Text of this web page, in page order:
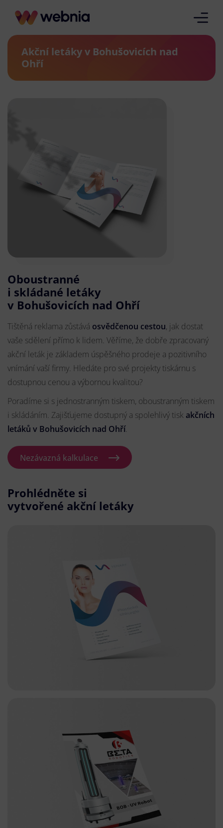
Akční letáky v Bohušovicích nad
Ohří
Oboustranné
i skládané letáky
v Bohušovicích nad Ohří
Tištěná reklama zůstává osvědčenou cestou, jak dostat
vaše sdělení přímo k lidem. Věříme, že dobře zpracovaný
akční leták je základem úspěšného prodeje a pozitivního
vnímání vaší firmy. Hledáte pro své projekty tiskárnu s
dostupnou cenou a výbornou kvalitou?
Poradíme si s jednostranným tiskem, oboustranným tiskem
i skládáním. Zajišťujeme dostupný a spolehlivý tisk akčních
letáků v Bohušovicích nad Ohří.
Nezávazná kalkulace
Prohlédněte si
vytvořené akční letáky